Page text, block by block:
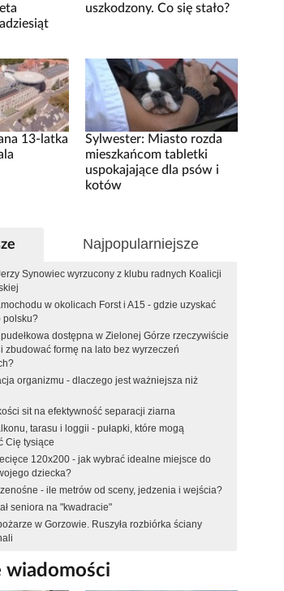
uszkodzony. Co się stało?
13-latka
Sylwester: Miasto rozda
mieszkańcom tabletki
uspokajające dla psów i
kotów
Najpopularniejsze
Synowiec wyrzucony z klubu radnych Koalicji
w okolicach Forst i A15 - gdzie uzyskać
polsku?
dostępna w Zielonej Górze rzeczywiście
zbudować formę na lato bez wyrzeczeń
organizmu - dlaczego jest ważniejsza niż
sit na efektywność separacji ziarna
tarasu i loggii - pułapki, które mogą
Cię tysiące
120x200 - jak wybrać idealne miejsce do
dziecka?
- ile metrów od sceny, jedzenia i wejścia?
seniora na "kwadracie"
w Gorzowie. Ruszyła rozbiórka ściany
wiadomości